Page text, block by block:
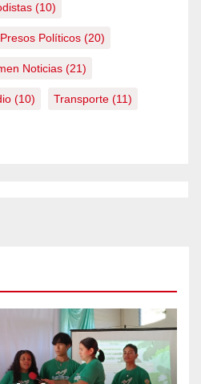
(10)
Presos Políticos (20)
Noticias (21)
(10) Transporte (11)